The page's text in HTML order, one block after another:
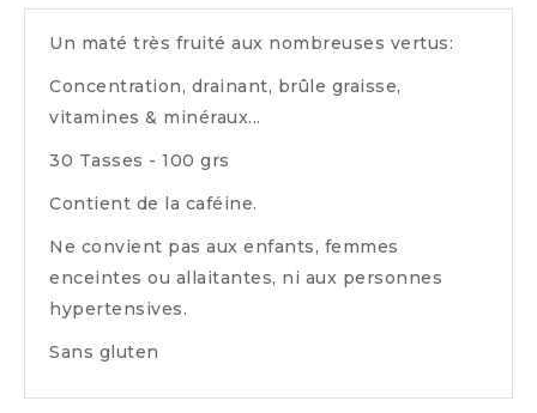
Un maté très fruité aux nombreuses vertus:
Concentration, drainant, brûle graisse,
vitamines & minéraux...
30 Tasses - 100 grs
Contient de la caféine.
Ne convient pas aux enfants, femmes
enceintes ou allaitantes, ni aux personnes
hypertensives.
Sans gluten